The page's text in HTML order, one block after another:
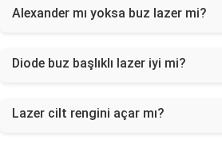
Alexander mı yoksa buz lazer mi?
Diode buz başlıklı lazer iyi mi?
Lazer cilt rengini açar mı?